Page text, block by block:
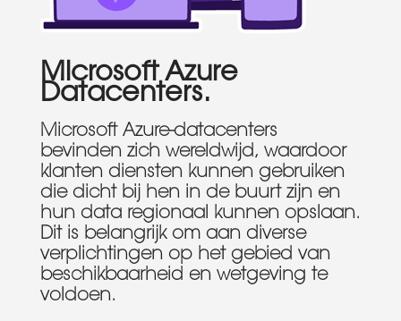
Microsoft Azure
Datacenters.
Microsoft Azure-datacenters
bevinden zich wereldwijd, waardoor
klanten diensten kunnen gebruiken
die dicht bij hen in de buurt zijn en
hun data regionaal kunnen opslaan.
Dit is belangrijk om aan diverse
verplichtingen op het gebied van
beschikbaarheid en wetgeving te
voldoen.